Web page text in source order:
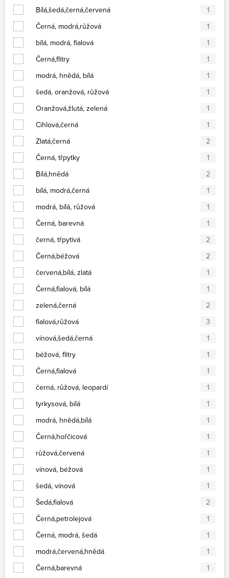
Bílá,šedá,černá,červená
1
Černá, modrá,růžová
1
bílá, modrá, fialová
1
Černá,flitry
1
modrá, hnědá, bílá
1
šedá, oranžová, růžová
1
Oranžová,žlutá, zelená
1
Cihlová,černá
1
Zlatá,černá
2
Černá, třpytky
1
Bílá,hnědá
2
bílá, modrá,černá
1
modrá, bílá, růžová
1
Černá, barevná
1
černá, třpytivá
2
Černá,béžová
2
červená,bílá, zlatá
1
Černá,fialová, bílá
1
zelená,černá
2
fialová,růžová
3
vínová,šedá,černá
1
béžová, flitry
1
Černá,fialová
1
černá, růžová, leopardí
1
tyrkysová, bílá
1
modrá, hnědá,bílá
1
Černá,hořčicová
1
růžová,červená
1
vínová, béžová
1
šedá, vínová
1
Šedá,fialová
2
Černá,petrolejová
1
Černá, modrá, šedá
1
modrá,červená,hnědá
1
Černá,barevná
1